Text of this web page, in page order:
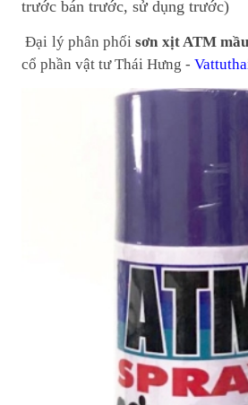
trước bán trước, sử dụng trước)
Đại lý phân phốisơn xịt ATM
cổ phần vật tư Thái Hưng -